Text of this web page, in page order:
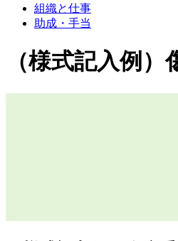
組織と仕事
助成・手当
（様式記入例